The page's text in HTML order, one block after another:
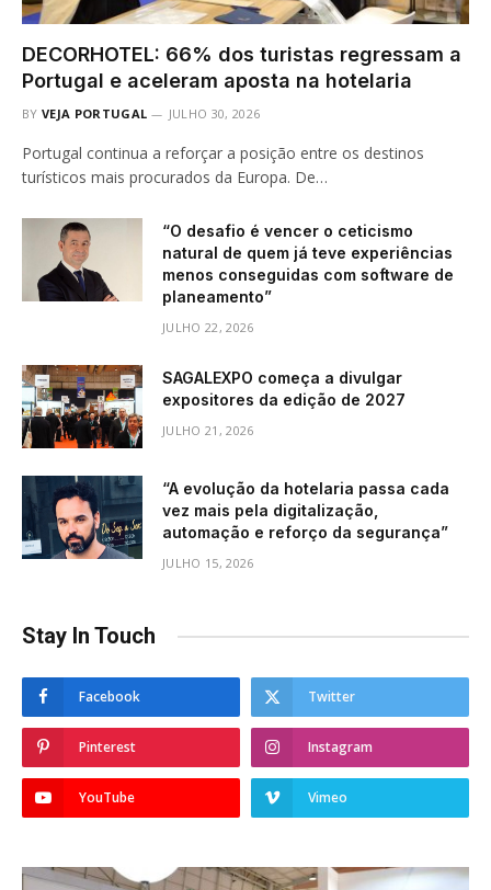
DECORHOTEL: 66% dos turistas regressam a
Portugal e aceleram aposta na hotelaria
BY VEJA PORTUGAL JULHO 30, 2026
Portugal continua a reforçar a posição entre os destinos
turísticos mais procurados da Europa. De…
“O desafio é vencer o ceticismo
natural de quem já teve experiências
menos conseguidas com software de
planeamento”
JULHO 22, 2026
SAGALEXPO começa a divulgar
expositores da edição de 2027
JULHO 21, 2026
“A evolução da hotelaria passa cada
vez mais pela digitalização,
automação e reforço da segurança”
JULHO 15, 2026
Stay In Touch
Facebook Twitter
Pinterest Instagram
YouTube Vimeo